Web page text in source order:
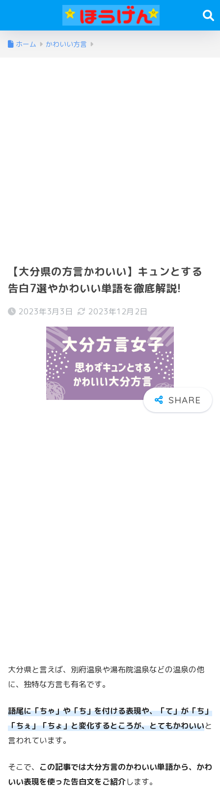
ホーム かわいい方言
【大分県の方言かわいい】キュンとする
告白7選やかわいい単語を徹底解説!
2023年3月3日 2023年12月2日
大分県と言えば、別府温泉や湯布院温泉などの温泉の他
に、独特な方言も有名です。
語尾に「ちゃ」や「ち」を付ける表現や、「て」が「ち」
「ちぇ」「ちょ」と変化するところが、とてもかわいいと
言われています。
そこで、 この記事では大分方言のかわいい単語から、かわ
いい表現を使った告白文をご紹介します。